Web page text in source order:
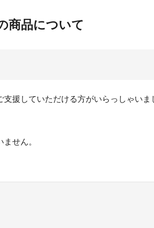
商品について
支援していただける方がいらっしゃいま
せん。